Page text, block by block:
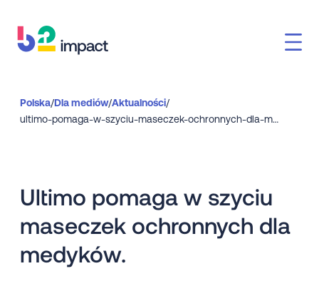
Polska/Dla mediów/Aktualności/
ultimo-pomaga-w-szyciu-maseczek-ochronnych-dla-medykow
Ultimo pomaga w szyciu
maseczek ochronnych dla
medyków.